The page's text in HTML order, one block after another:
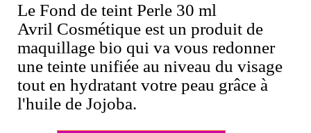
Le Fond de teint Perle 30 ml
Avril Cosmétique est un produit de
maquillage bio qui va vous redonner
une teinte unifiée au niveau du visage
tout en hydratant votre peau grâce à
l'huile de Jojoba.